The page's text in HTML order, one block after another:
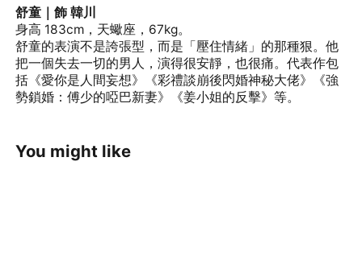
舒童｜飾 韓川
身高 183cm，天蠍座，67kg。
舒童的表演不是誇張型，而是「壓住情緒」的那種狠。他
把一個失去一切的男人，演得很安靜，也很痛。代表作包
括《愛你是人間妄想》《彩禮談崩後閃婚神秘大佬》《強
勢鎖婚：傅少的啞巴新妻》《姜小姐的反擊》等。
You might like